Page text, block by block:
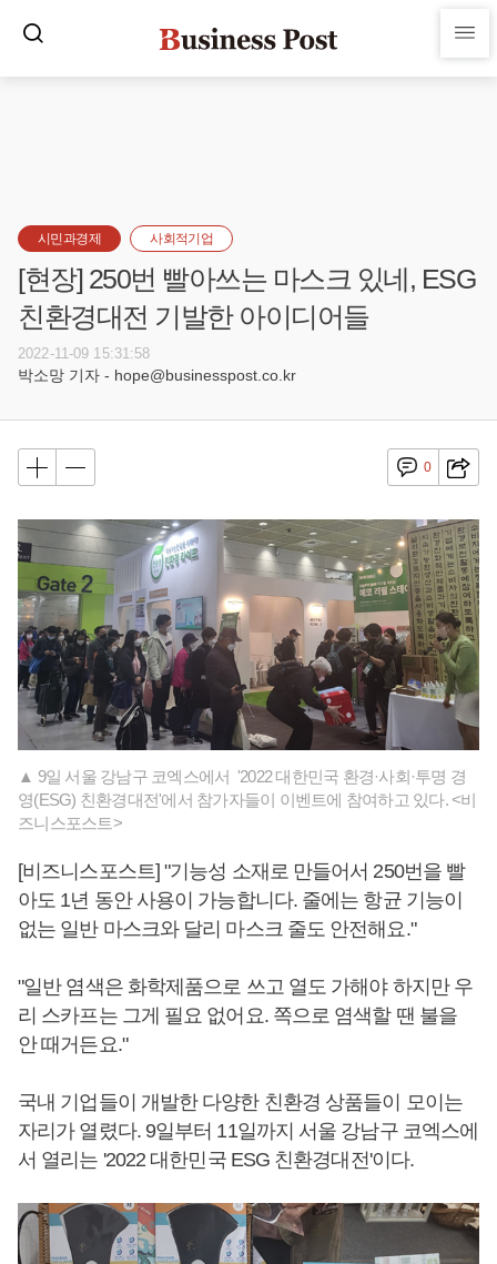
시민과경제 사회적기업
[현장] 250번 빨아쓰는 마스크 있네, ESG
친환경대전 기발한 아이디어들
2022-11-09 15:31:58
박소망 기자 - hope@businesspost.co.kr
0
▲ 9일 서울 강남구 코엑스에서 '2022 대한민국 환경·사회·투명 경
영(ESG) 친환경대전'에서 참가자들이 이벤트에 참여하고 있다. <비
즈니스포스트>
[비즈니스포스트] "기능성 소재로 만들어서 250번을 빨
아도 1년 동안 사용이 가능합니다. 줄에는 항균 기능이
없는 일반 마스크와 달리 마스크 줄도 안전해요."
"일반 염색은 화학제품으로 쓰고 열도 가해야 하지만 우
리 스카프는 그게 필요 없어요. 쪽으로 염색할 땐 불을
안 때거든요."
국내 기업들이 개발한 다양한 친환경 상품들이 모이는
자리가 열렸다. 9일부터 11일까지 서울 강남구 코엑스에
서 열리는 '2022 대한민국 ESG 친환경대전'이다.